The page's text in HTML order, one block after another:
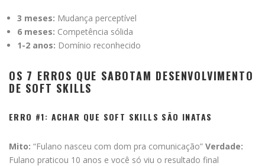
3 meses: Mudança perceptível
6 meses: Competência sólida
1-2 anos: Domínio reconhecido
OS 7 ERROS QUE SABOTAM DESENVOLVIMENTO
DE SOFT SKILLS
ERRO #1: ACHAR QUE SOFT SKILLS SÃO INATAS
Mito: “Fulano nasceu com dom pra comunicação” Verdade:
Fulano praticou 10 anos e você só viu o resultado final